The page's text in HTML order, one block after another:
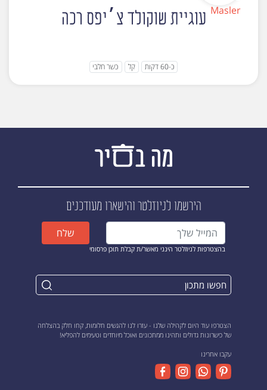
עוגיית שוקולד צ׳יפס רכה
כ-60 דקות קל כשר חלבי
הירשמו לניוזלטרוהישארו מעודכנים
בהצטרפות לניוזלטר הינני מאשר/ת קבלת תוכן פרסומי
שלח
הצטרפו עוד היום לקהילה שלנו - עזרו לנו להגשים חלומות, קחו חלק בהצלחה
של כישרונות גדולים ותהינו ממתכונים ואוכל מיוחדים וטעימים להפליא!
עקבו אחרינו